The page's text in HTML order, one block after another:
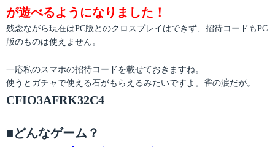
が遊べるようになりました！
残念ながら現在はPC版とのクロスプレイはできず、招待コードもPC
版のものは使えません。
一応私のスマホの招待コードを載せておきますね。
使うとガチャで使える石がもらえるみたいですよ。雀の涙だが。
CFIO3AFRK32C4
■どんなゲーム？